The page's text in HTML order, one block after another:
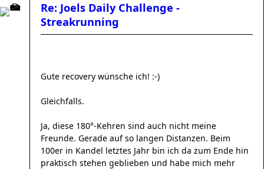
Re: Joels Daily Challenge -
Streakrunning
Gute recovery wünsche ich! :-)
Gleichfalls.
Ja, diese 180°-Kehren sind auch nicht meine
Freunde. Gerade auf so langen Distanzen. Beim
100er in Kandel letztes Jahr bin ich da zum Ende hin
praktisch stehen geblieben und habe mich mehr